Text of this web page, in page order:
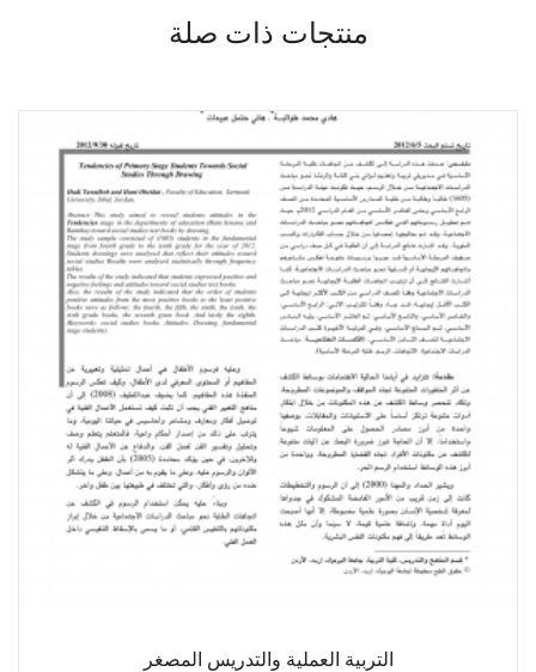
منتجات ذات صلة
التربية العملية والتدريس المصغر